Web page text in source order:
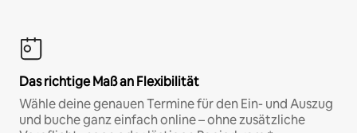
Das richtige Maß an Flexibilität
Wähle deine genauen Termine für den Ein- und Auszug
und buche ganz einfach online – ohne zusätzliche